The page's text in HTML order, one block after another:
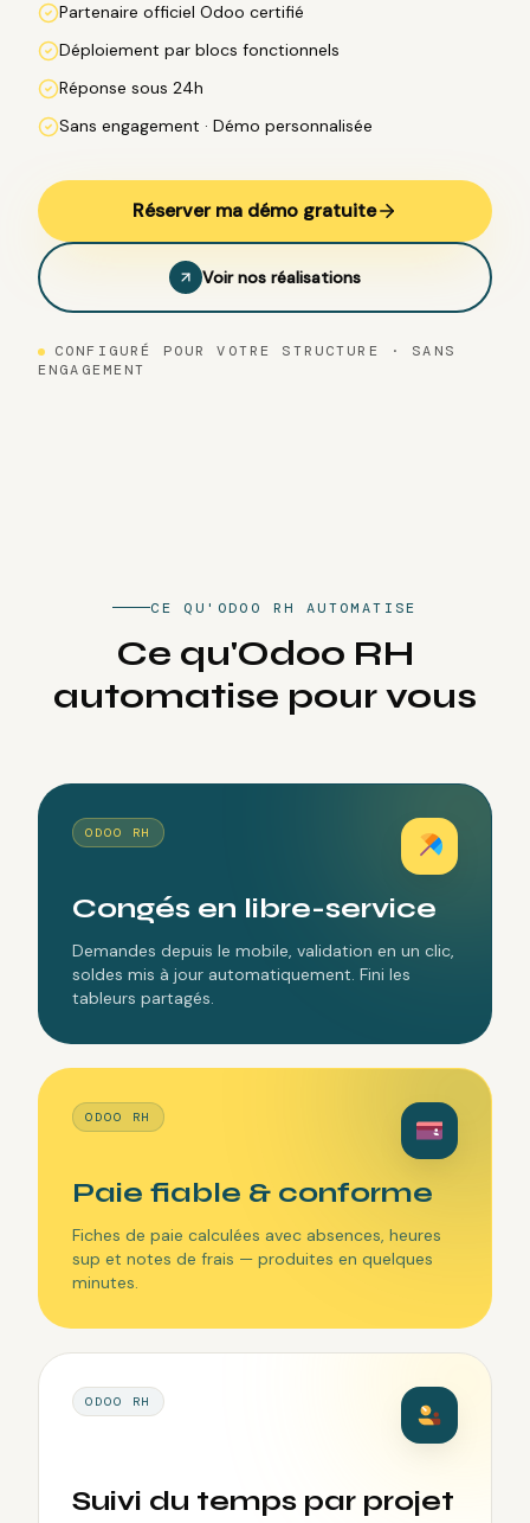
Partenaire officiel Odoo certifié
Déploiement par blocs fonctionnels
Réponse sous 24h
Sans engagement · Démo personnalisée
Réserver ma démo gratuite
Voir nos réalisations
CONFIGURÉ POUR VOTRE STRUCTURE · SANS
ENGAGEMENT
CE QU'ODOO RH AUTOMATISE
Ce qu'Odoo RH
automatise pourvous
ODOO RH
Congés en libre-service
Demandes depuis le mobile, validation en un clic,
soldes mis à jour automatiquement. Fini les
tableurs partagés.
ODOO RH
Paie fiable & conforme
Fiches de paie calculées avec absences, heures
sup et notes de frais — produites en quelques
minutes.
ODOO RH
Suivi du temps par projet